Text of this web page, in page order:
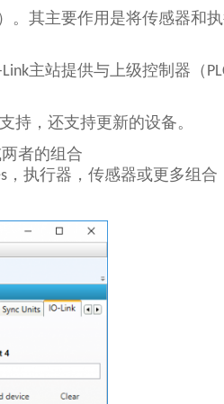
。其主要作用是将传感器和
主站提供与上级控制器（
持，还支持更新的设备。
者的组合
，执行器，传感器或更多组合